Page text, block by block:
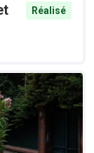
Réalisé